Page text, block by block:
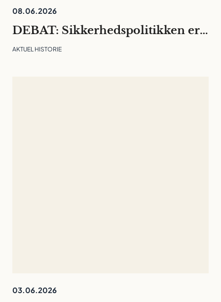
08.06.2026
DEBAT: Sikkerhedspolitikken er rykket ind på universiteterne. Det må ikke kvæle den fri og langsigtede forskning
AKTUEL HISTORIE
03.06.2026